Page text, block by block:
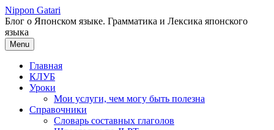
Перейти
к
содержимому
Nippon Gatari
Блог о Японском языке. Грамматика и Лексика японского
языка
Menu
Главная
КЛУБ
Уроки
Мои услуги, чем могу быть полезна
Справочники
Словарь составных глаголов